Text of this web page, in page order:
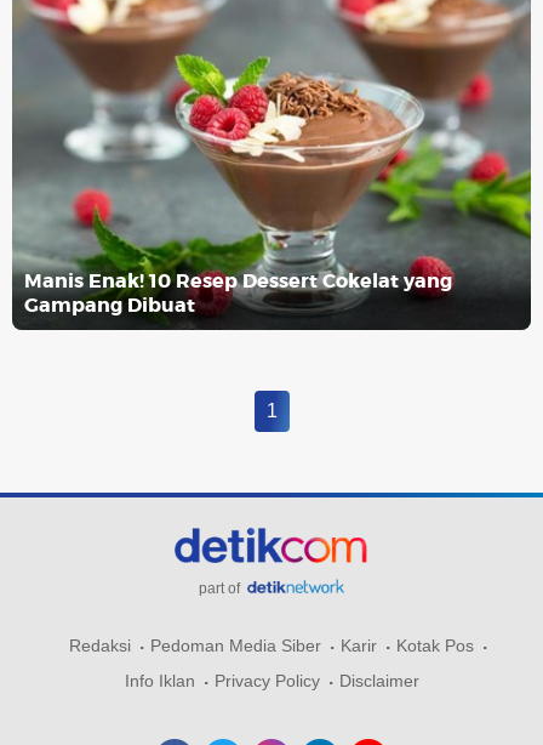
Manis Enak! 10 Resep Dessert Cokelat yang
Gampang Dibuat
1
part of
Redaksi Pedoman Media Siber Karir
Kotak Pos
Info Iklan
Privacy Policy Disclaimer